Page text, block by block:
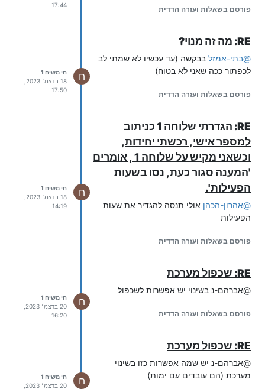
פורסם בשאלות ועזרה הדדית
17:44
RE: מה זה מנוי?
@בתי-אמזל בבקשה (עד עכשיו לא שמתי לב
לכפתור ככה שאני לא בטוח)
פורסם בשאלות ועזרה הדדית
ח
חי משיח 1
17:50
RE: הגדרתי שלוחה 1 כניתוב
למספר אישי, רכשתי יחידות,
וכשאני מקיש על שלוחה 1 , אומרים
'המענה סגור כעת, נסו בשעות
הפעילות'.
@אהרון-הכהן אולי תנסה להגדיר את שעות
הפעילות
פורסם בשאלות ועזרה הדדית
ח
חי משיח 1
14:19
RE: שכפול מערכת
@אברהם-נ בשינוי יש אפשרות לשכפול
פורסם בשאלות ועזרה הדדית
ח
חי משיח 1
16:20
RE: שכפול מערכת
@אברהם-נ יש שמה אפשרות כזו בשינוי
מערכת (הם עובדים עם ימות)
ח
חי משיח 1